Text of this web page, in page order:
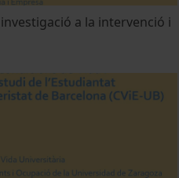
a la intervenció i